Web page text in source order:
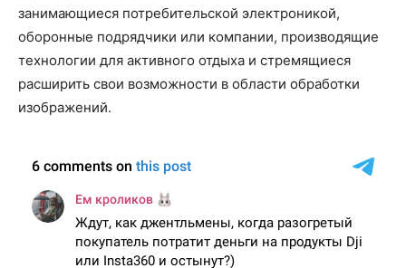
занимающиеся потребительской электроникой,
оборонные подрядчики или компании, производящие
технологии для активного отдыха и стремящиеся
расширить свои возможности в области обработки
изображений.